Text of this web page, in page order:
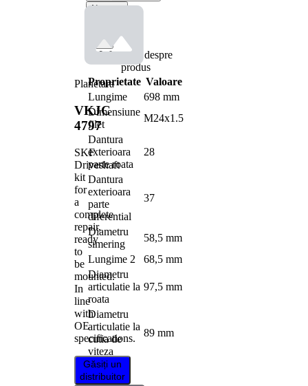
Planetara
VKJC
4797
SKF
Driveshaft
kit
for
a
complete
repair,
ready
to
be
mounted.
In
line
with
OE
specifications.
Găsiți un
distribuitor
Numere
Informații despre
produs
Proprietate Valoare
Lungime
698 mm
Dimensiune
filet
M24x1.5
Dantura
exterioara
parte roata
28
Dantura
exterioara
parte
diferential
37
Diametru
simering
58,5 mm
Lungime 2
68,5 mm
Diametru
articulatie la
roata
97,5 mm
Diametru
articulatie la
cutia de
viteza
89 mm